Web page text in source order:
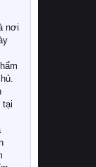
nơi
tại